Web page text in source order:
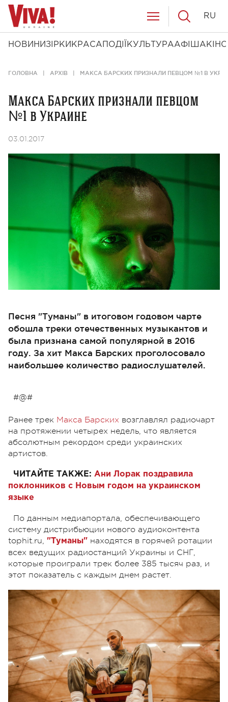
НОВИНИ ЗІРКИ КРАСА ПОДІЇ КУЛЬТУРААФІША КІНО
RU
ГОЛОВНА АРХІВ МАКСА БАРСКИХ ПРИЗНАЛИ ПЕВЦОМ №1 В
Макса Барских признали певцом
№1 в Украине
03.01.2017
Песня "Туманы" в итоговом годовом чарте
обошла треки отечественных музыкантов и
была признана самой популярной в 2016
году. За хит Макса Барских проголосовало
наибольшее количество радиослушателей.
#@#
Ранее трек Макса Барских возглавлял радиочарт
на протяжении четырех недель, что является
абсолютным рекордом среди украинских
артистов.
ЧИТАЙТЕ ТАКЖЕ: Ани Лорак поздравила
поклонников с Новым годом на украинском
языке
По данным медиапортала, обеспечивающего
систему дистрибьюции нового аудиоконтента
tophit.ru, "Туманы" находятся в горячей ротации
всех ведущих радиостанций Украины и СНГ,
которые проиграли трек более 385 тысяч раз, и
этот показатель с каждым днем растет.